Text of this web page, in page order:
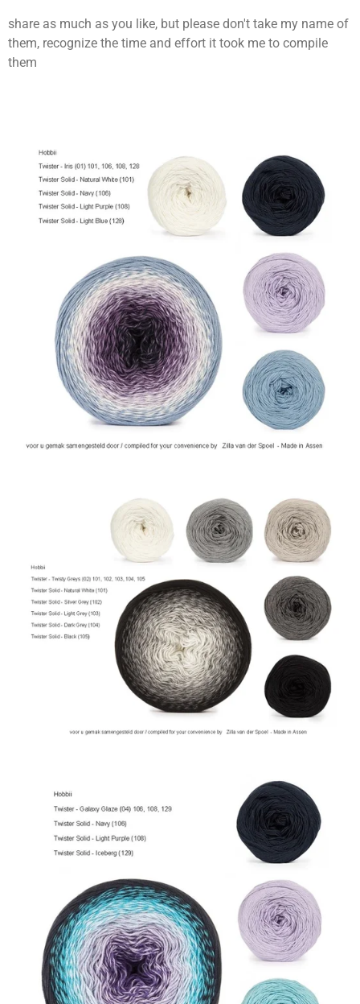
share as much as you like, but please don't take my name of
them, recognize the time and effort it took me to compile
them